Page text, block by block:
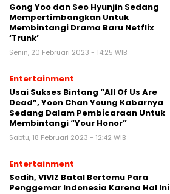
Gong Yoo dan Seo Hyunjin Sedang
Mempertimbangkan Untuk
Membintangi Drama Baru Netflix
‘Trunk’
Senin, 20 Februari 2023 - 14:25 WIB
Entertainment
Usai Sukses Bintang “All Of Us Are
Dead”, Yoon Chan Young Kabarnya
Sedang Dalam Pembicaraan Untuk
Membintangi “Your Honor”
Sabtu, 18 Februari 2023 - 12:42 WIB
Entertainment
Sedih, VIVIZ Batal Bertemu Para
Penggemar Indonesia Karena Hal Ini